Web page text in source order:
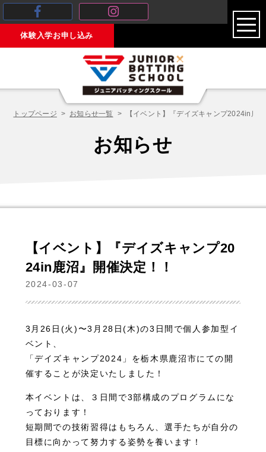
体験入学お申し込み
toggle
トップページ お知らせ一覧 【イベント】『デイズキャンプ2024in鹿
お知らせ
【イベント】『デイズキャンプ20
24in鹿沼』開催決定！！
2024-03-07
3月26日(火)〜3月28日(木)の3日間で個人参加型イ
ベント、
「デイズキャンプ2024」を栃木県鹿沼市にての開
催することが決定いたしました！
本イベントは、３日間で3部構成のプログラムにな
っております！
短期間での技術習得はもちろん、選手たちが自分の
目標に向かって努力する姿勢を養います！